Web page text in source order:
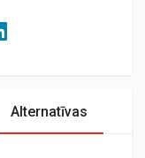
Alternatīvas